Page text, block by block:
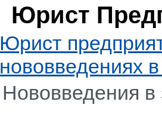
Юрист
Юрист
нововведениях
Нововведения в